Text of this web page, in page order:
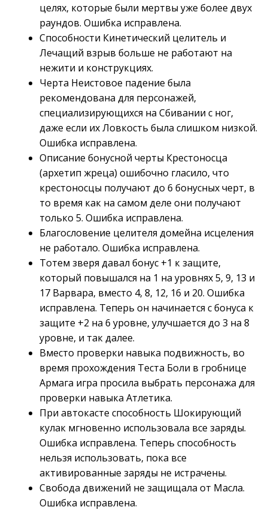
целях, которые были мертвы уже более двух
раундов. Ошибка исправлена.
Способности Кинетический целитель и
Лечащий взрыв больше не работают на
нежити и конструкциях.
Черта Неистовое падение была
рекомендована для персонажей,
специализирующихся на Сбивании с ног,
даже если их Ловкость была слишком низкой.
Ошибка исправлена.
Описание бонусной черты Крестоносца
(архетип жреца) ошибочно гласило, что
крестоносцы получают до 6 бонусных черт, в
то время как на самом деле они получают
только 5. Ошибка исправлена.
Благословение целителя домейна исцеления
не работало. Ошибка исправлена.
Тотем зверя давал бонус +1 к защите,
который повышался на 1 на уровнях 5, 9, 13 и
17 Варвара, вместо 4, 8, 12, 16 и 20. Ошибка
исправлена. Теперь он начинается с бонуса к
защите +2 на 6 уровне, улучшается до 3 на 8
уровне, и так далее.
Вместо проверки навыка подвижность, во
время прохождения Теста Боли в гробнице
Армага игра просила выбрать персонажа для
проверки навыка Атлетика.
При автокасте способность Шокирующий
кулак мгновенно использовала все заряды.
Ошибка исправлена. Теперь способность
нельзя использовать, пока все
активированные заряды не истрачены.
Свобода движений не защищала от Масла.
Ошибка исправлена.